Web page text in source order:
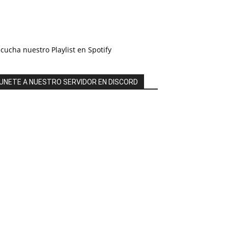
nuestro Playlist en Spotify
A NUESTRO SERVIDOR EN DISCORD